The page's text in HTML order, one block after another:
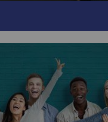
(PLIE) a fêté ses 30
pour
sur notre…